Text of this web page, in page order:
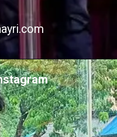
https://diarykishayri.com/web-stories/top-10-ahmaz-faraz-shayari-collection/